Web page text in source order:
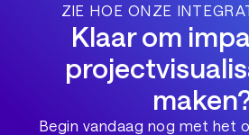
ZIE HOE ONZE
Klaar om
Begin vandaag nog met het